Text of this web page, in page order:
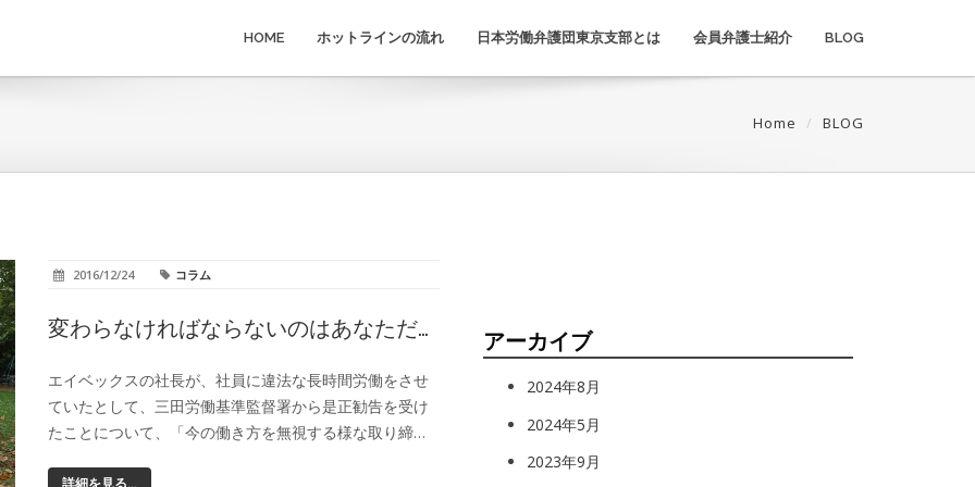
HOME ホットラインの流れ 日本労働弁護団東京支部とは 会員弁護士紹介 BLOG
Home BLOG
2016/12/24 コラム
変わらなければならないのはあなただ…
エイベックスの社長が、社員に違法な長時間労働をさせ
ていたとして、三田労働基準監督署から是正勧告を受け
たことについて、「今の働き方を無視する様な取り締…
アーカイブ
2024年8月
2024年5月
2023年9月